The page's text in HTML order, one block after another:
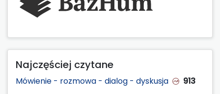
Najczęściej czytane
Mówienie - rozmowa - dialog - dyskusja
913